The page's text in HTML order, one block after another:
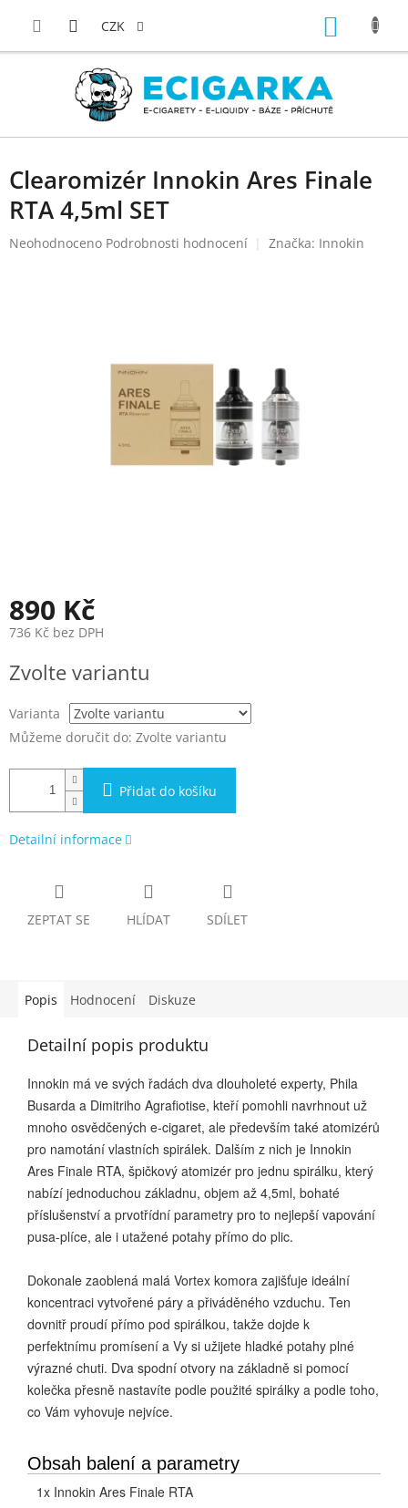
CZK
Clearomizér Innokin Ares Finale
RTA 4,5ml SET
Průměrné
Neohodnoceno Podrobnosti hodnocení Značka: Innokin
890 Kč
736 Kč bez DPH
cena:
Zvolte variantu
Varianta
Můžeme doručit do: Zvolte variantu
Přidat do košíku
Detailní informace
ZEPTAT SE HLÍDAT SDÍLET
Popis Hodnocení Diskuze
Detailní popis produktu
Innokin má ve svých řadách dva dlouholeté experty, Phila
Busarda a Dimitriho Agrafiotise, kteří pomohli navrhnout už
mnoho osvědčených e-cigaret, ale především také atomizérů
pro namotání vlastních spirálek. Dalším z nich je Innokin
Ares Finale RTA, špičkový atomizér pro jednu spirálku, který
nabízí jednoduchou základnu, objem až 4,5ml, bohaté
příslušenství a prvotřídní parametry pro to nejlepší vapování
pusa-plíce, ale i utažené potahy přímo do plic.
Dokonale zaoblená malá Vortex komora zajišťuje ideální
koncentraci vytvořené páry a přiváděného vzduchu. Ten
dovnitř proudí přímo pod spirálkou, takže dojde k
perfektnímu promísení a Vy si užijete hladké potahy plné
výrazné chuti. Dva spodní otvory na základně si pomocí
kolečka přesně nastavíte podle použité spirálky a podle toho,
co Vám vyhovuje nejvíce.
Obsah balení a parametry
1x Innokin Ares Finale RTA